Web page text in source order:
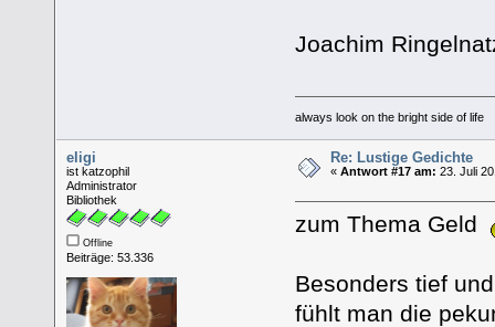
Joachim
always look on the bright side of life
eligi
ist katzophil
Administrator
Bibliothek
Offline
Beiträge: 53.336
Re: Lustige Gedichte
«Antwort #17 am: 23. Juli
zum Thema Geld
Besonders tief
fühlt man die